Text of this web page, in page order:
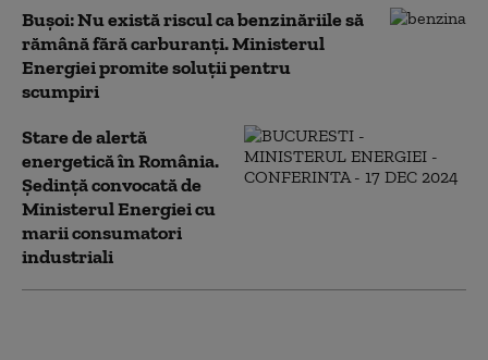
Bușoi: Nu există riscul ca benzinăriile să
rămână fără carburanți. Ministerul
Energiei promite soluții pentru
scumpiri
Stare de alertă
energetică în România.
Ședință convocată de
Ministerul Energiei cu
marii consumatori
industriali